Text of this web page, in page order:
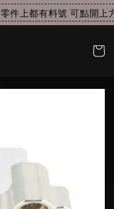
件上都有料號 可點開上